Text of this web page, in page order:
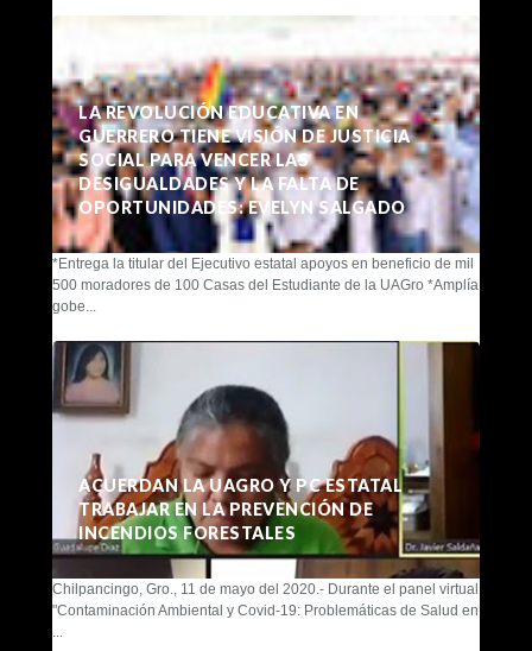
LA REVOLUCIÓN EDUCATIVA EN
GUERRERO TIENE VISIÓN DE JUSTICIA
SOCIAL PARA VENCER LAS
DESIGUALDADES Y LA FALTA DE
OPORTUNIDADES: EVELYN SALGADO
*Entrega la titular del Ejecutivo estatal apoyos en beneficio de mil
500 moradores de 100 Casas del Estudiante de la UAGro *Amplía
gobe...
ACUERDAN LA UAGRO Y PC ESTATAL
TRABAJAR EN LA PREVENCIÓN DE
INCENDIOS FORESTALES
Chilpancingo, Gro., 11 de mayo del 2020.- Durante el panel virtual
"Contaminación Ambiental y Covid-19: Problemáticas de Salud en